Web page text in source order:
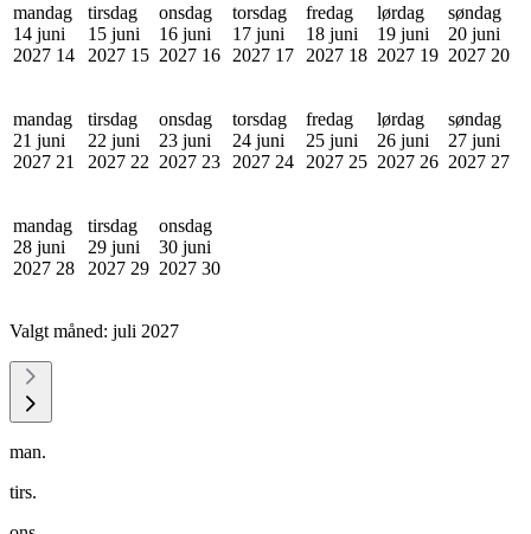
mandag
14 juni
2027 14
tirsdag
15 juni
2027 15
onsdag
16 juni
2027 16
torsdag
17 juni
2027 17
fredag
18 juni
2027 18
lørdag
19 juni
2027 19
søndag
20 juni
2027 20
mandag
21 juni
2027 21
tirsdag
22 juni
2027 22
onsdag
23 juni
2027 23
torsdag
24 juni
2027 24
fredag
25 juni
2027 25
lørdag
26 juni
2027 26
søndag
27 juni
2027 27
mandag
28 juni
2027 28
tirsdag
29 juni
2027 29
onsdag
30 juni
2027 30
Valgt måned: juli 2027
man.
tirs.